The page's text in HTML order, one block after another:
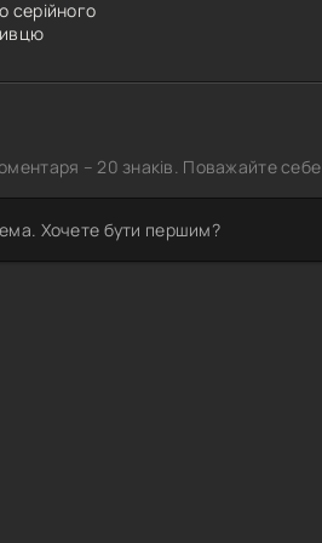
серійного
– 20 знаків. Поважайте себе
Хочете бути першим?